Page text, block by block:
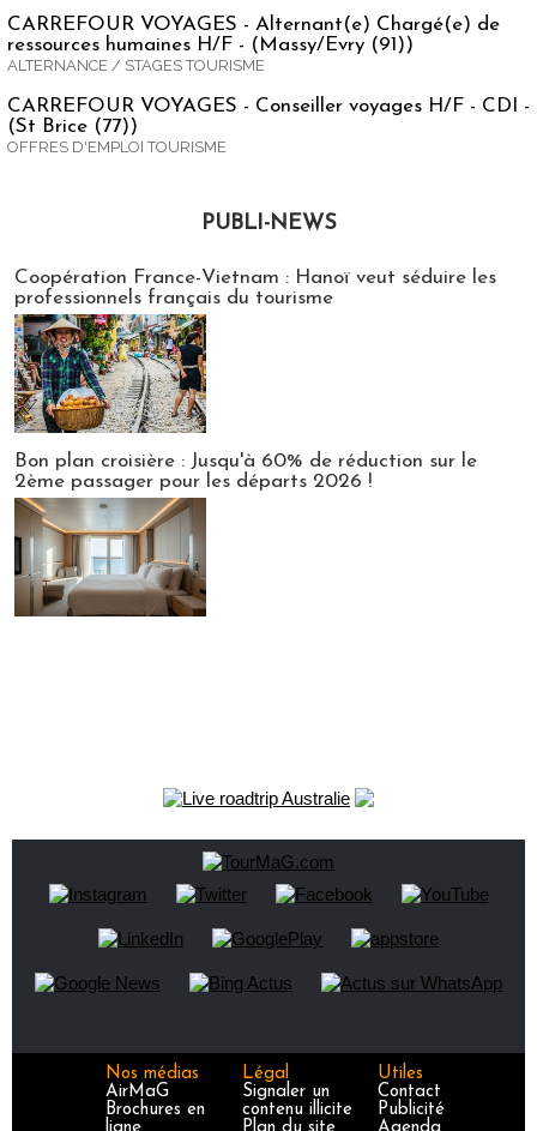
CARREFOUR VOYAGES - Alternant(e) Chargé(e) de
ressources humaines H/F - (Massy/Evry (91))
ALTERNANCE / STAGES TOURISME
CARREFOUR VOYAGES - Conseiller voyages H/F - CDI -
(St Brice (77))
OFFRES D'EMPLOI TOURISME
PUBLI-NEWS
Coopération France-Vietnam : Hanoï veut séduire les
professionnels français du tourisme
Bon plan croisière : Jusqu'à 60% de réduction sur le
2ème passager pour les départs 2026 !
Nos médias
AirMaG
Brochures en
Légal
Signaler un
contenu illicite
Utiles
Contact
Publicité